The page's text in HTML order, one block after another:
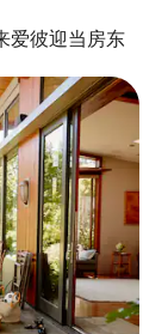
爱彼迎当房东